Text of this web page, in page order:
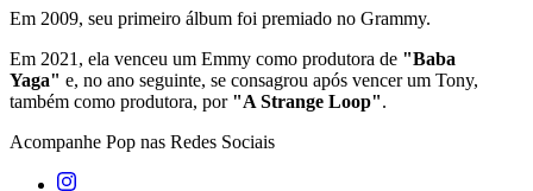
Em 2009, seu primeiro álbum foi premiado no Grammy.
Em 2021, ela venceu um Emmy como produtora de "Baba
Yaga" e, no ano seguinte, se consagrou após vencer um Tony,
também como produtora, por "A Strange Loop".
Acompanhe Pop nas Redes Sociais